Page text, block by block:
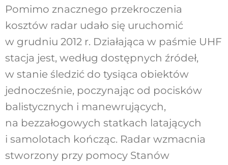
Pomimo znacznego przekroczenia
kosztów radar udało się uruchomić
w grudniu 2012 r. Działająca w paśmie UHF
stacja jest, według dostępnych źródeł,
w stanie śledzić do tysiąca obiektów
jednocześnie, poczynając od pocisków
balistycznych i manewrujących,
na bezzałogowych statkach latających
i samolotach kończąc. Radar wzmacnia
stworzony przy pomocy Stanów